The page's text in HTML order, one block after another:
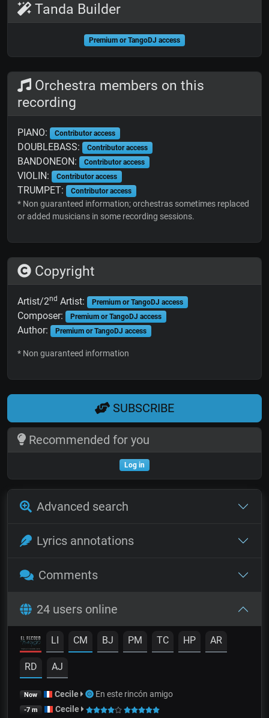
Tanda Builder
Premium or TangoDJ access
Orchestra members on this
recording
PIANO: Contributor access
DOUBLEBASS: Contributor access
BANDONEON: Contributor access
VIOLIN: Contributor access
TRUMPET: Contributor access
* Non guaranteed information; orchestras sometimes replaced
or added musicians in some recording sessions.
Copyright
Artist/2nd Artist: Premium or TangoDJ access
Composer: Premium or TangoDJ access
Author: Premium or TangoDJ access
* Non guaranteed information
SUBSCRIBE
Recommended for you
Log in
Advanced search
Lyrics annotations
Comments
24 users online
LI CM BJ PM TC HP AR
RD AJ
Now Cecile En este rincón amigo
-7 m Cecile